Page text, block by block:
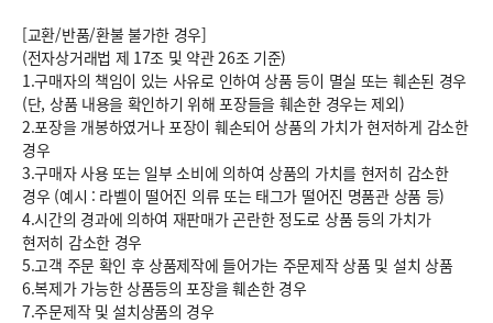
[교환/반품/환불 불가한 경우]
(전자상거래법 제 17조 및 약관 26조 기준)
1.구매자의 책임이 있는 사유로 인하여 상품 등이 멸실 또는 훼손된 경우
(단, 상품 내용을 확인하기 위해 포장들을 훼손한 경우는 제외)
2.포장을 개봉하였거나 포장이 훼손되어 상품의 가치가 현저하게 감소한
경우
3.구매자 사용 또는 일부 소비에 의하여 상품의 가치를 현저히 감소한
경우 (예시 : 라벨이 떨어진 의류 또는 태그가 떨어진 명품관 상품 등)
4.시간의 경과에 의하여 재판매가 곤란한 정도로 상품 등의 가치가
현저히 감소한 경우
5.고객 주문 확인 후 상품제작에 들어가는 주문제작 상품 및 설치 상품
6.복제가 가능한 상품등의 포장을 훼손한 경우
7.주문제작 및 설치상품의 경우